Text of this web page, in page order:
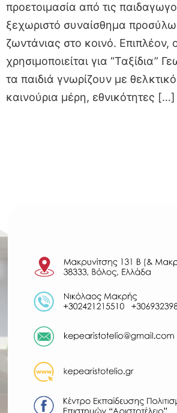
προετοιμασία από τις
ξεχωριστό συναίσθημα
ζωντάνιας στο κοινό. Επιπλέον,
χρησιμοποιείται για “Ταξίδια”
τα παιδιά γνωρίζουν με
καινούρια μέρη, εθνικότητες […]